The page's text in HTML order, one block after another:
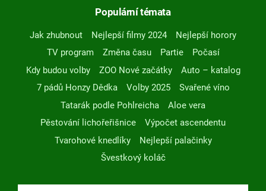
Populární témata
Jak zhubnout Nejlepší filmy 2024
Nejlepší horory
TV program
Změna času Partie
Počasí
Kdy budou volby
ZOO Nové začátky
Auto – katalog
7 pádů Honzy Dědka
Volby 2025
Svařené víno
Tatarák podle Pohlreicha
Aloe vera
Pěstování lichořeřišnice
Výpočet ascendentu
Tvarohové knedlíky
Nejlepší palačinky
Švestkový koláč